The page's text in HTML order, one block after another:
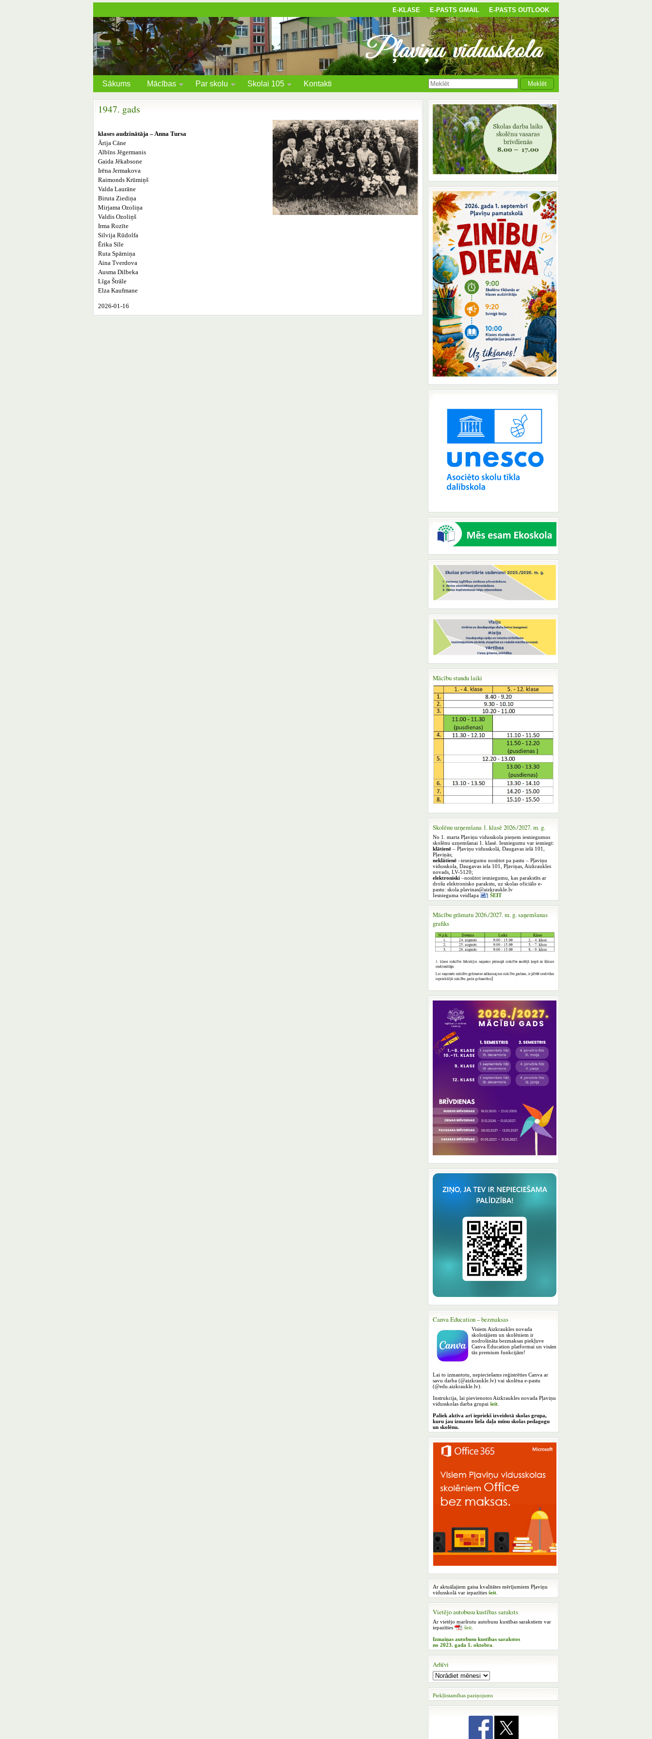
E-KLASE E-PASTS GMAIL E-PASTS OUTLOOK
Sākums Mācības Par skolu Skolai 105 Kontakti
1947. gads
klases audzinātāja – Anna Tursa
Ārija Cāne
Albīns Jēgermanis
Gaida Jēkabsone
Irēna Jermakova
Raimonds Krūmiņš
Valda Laurāne
Biruta Ziediņa
Mirjama Ozoliņa
Valdis Ozoliņš
Irma Rozīte
Silvija Rūdolfa
Ērika Sīle
Ruta Spārniņa
Aina Tverdova
Ausma Dilbeka
Līga Štrāle
Elza Kaufmane
2026-01-16
Mācību stundu laiki
Skolēnu uzņemšana 1. klasē 2026./2027. m. g.
No 1. marta Pļaviņu vidusskola pieņem iesniegumus
skolēnu uzņemšanai 1. klasē. Iesniegumu var iesniegt:
klātienē – Pļaviņu vidusskolā, Daugavas ielā 101,
Pļaviņās;
neklātienē –iesniegumu nosūtot pa pastu – Pļaviņu
vidusskola, Daugavas iela 101, Pļaviņas, Aizkraukles
novads, LV-5120;
elektroniski –nosūtot iesniegumu, kas parakstīts ar
drošu elektronisko parakstu, uz skolas oficiālo e-
pastu: skola.plavinas@aizkraukle.lv
Iesnieguma veidlapa
ŠEIT
Mācību grāmatu 2026./2027. m. g. saņemšanas
grafiks
Canva Education – bezmaksas
Visiem Aizkraukles novada
skolotājiem un skolēniem ir
nodrošināta bezmaksas piekļuve
Canva Education platformai un visām
tās premium funkcijām!
Lai to izmantotu, nepieciešams reģistrēties Canva ar
savu darba (@aizkraukle.lv) vai skolēna e-pastu
(@edu.aizkraukle.lv).
Instrukcija, lai pievienotos Aizkraukles novada Pļaviņu
vidusskolas darba grupai šeit
Paliek aktīva arī iepriekš izveidotā skolas grupa,
kuru jau izmanto liela daļa mūsu skolas pedagogu
un skolēnu.
Ar aktuālajiem gaisa kvalitātes mērījumiem Pļaviņu
vidusskolā var iepazīties šeit
Vietējo autobusu kustības saraksts
Ar vietējo maršrutu autobusu kustības sarakstiem var
iepazīties
šeit
Izmaiņas autobusu kustības sarakstos
no 2023. gada 1. oktobra
Arhīvi
Piekļūstamības paziņojums